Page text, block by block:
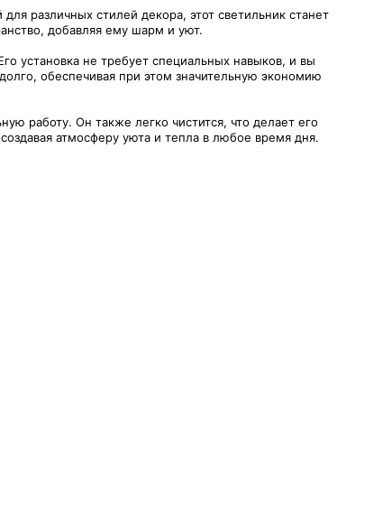
различных стилей декора, этот светильник станет
добавляя ему шарм и уют.
установка не требует специальных навыков, и вы
обеспечивая при этом значительную экономию
работу. Он также легко чистится, что делает его
атмосферу уюта и тепла в любое время дня.